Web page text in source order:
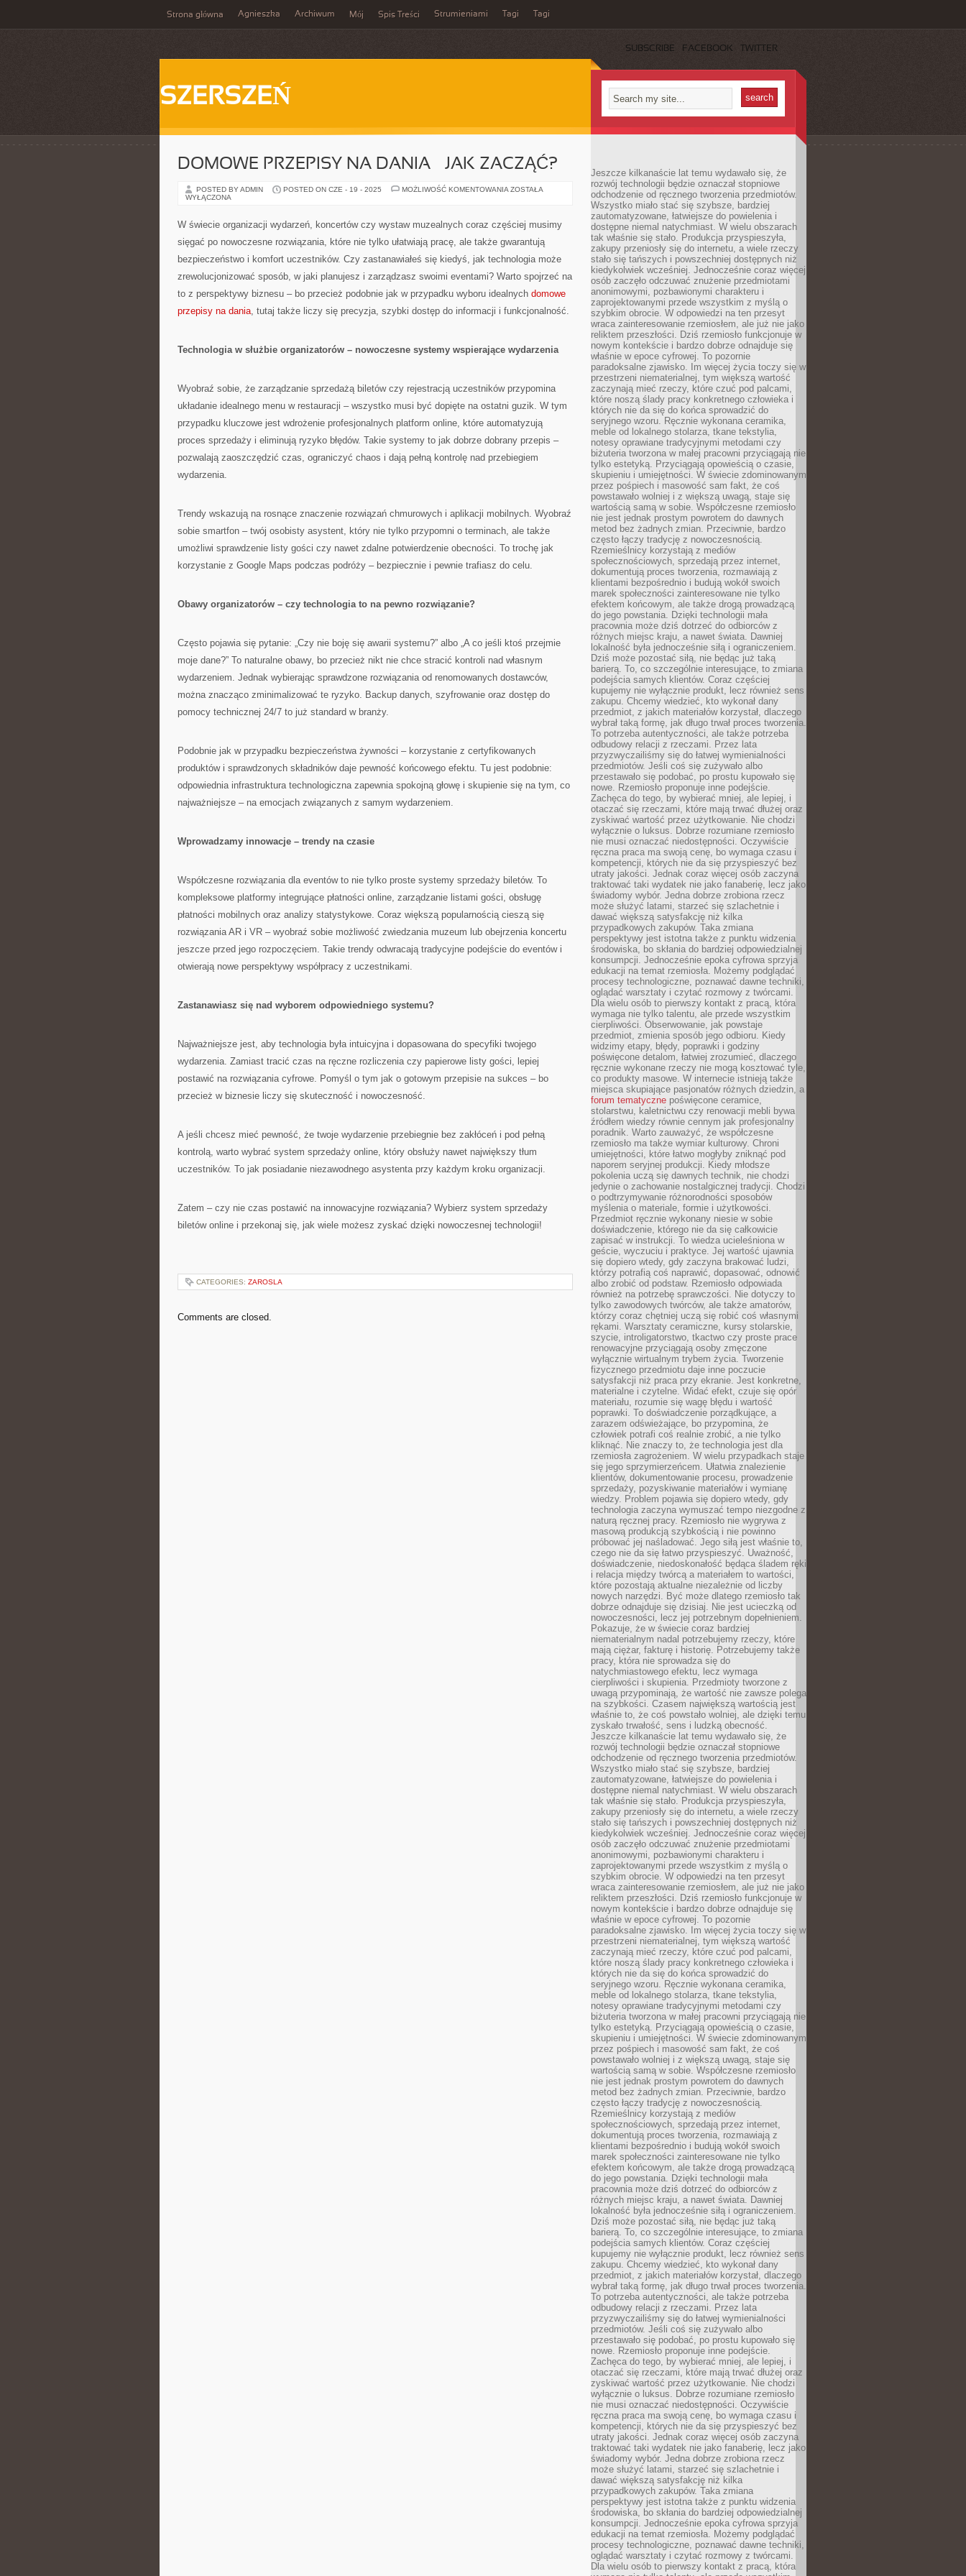
Strona główna Agnieszka Archiwum Mój Spis Treści Strumieniami Tagi Tagi
SUBSCRIBE FACEBOOK TWITTER
SZERSZEŃ
DOMOWE PRZEPISY NA DANIA – JAK ZACZĄĆ?
POSTED BY ADMIN POSTED ON CZE - 19 - 2025 MOŻLIWOŚĆ KOMENTOWANIA DOMOWE
–
JAK
ZOSTAŁA
WYŁĄCZONA
W świecie organizacji wydarzeń, koncertów czy wystaw muzealnych coraz częściej musimy
sięgać po nowoczesne rozwiązania, które nie tylko ułatwiają pracę, ale także gwarantują
bezpieczeństwo i komfort uczestników. Czy zastanawiałeś się kiedyś, jak technologia może
zrewolucjonizować sposób, w jaki planujesz i zarządzasz swoimi eventami? Warto spojrzeć na
to z perspektywy biznesu – bo przecież podobnie jak w przypadku wyboru idealnych domowe
przepisy na dania, tutaj także liczy się precyzja, szybki dostęp do informacji i funkcjonalność.
Technologia w służbie organizatorów – nowoczesne systemy wspierające wydarzenia
Wyobraź sobie, że zarządzanie sprzedażą biletów czy rejestracją uczestników przypomina
układanie idealnego menu w restauracji – wszystko musi być dopięte na ostatni guzik. W tym
przypadku kluczowe jest wdrożenie profesjonalnych platform online, które automatyzują
proces sprzedaży i eliminują ryzyko błędów. Takie systemy to jak dobrze dobrany przepis –
pozwalają zaoszczędzić czas, ograniczyć chaos i dają pełną kontrolę nad przebiegiem
wydarzenia.
Trendy wskazują na rosnące znaczenie rozwiązań chmurowych i aplikacji mobilnych. Wyobraź
sobie smartfon – twój osobisty asystent, który nie tylko przypomni o terminach, ale także
umożliwi sprawdzenie listy gości czy nawet zdalne potwierdzenie obecności. To trochę jak
korzystanie z Google Maps podczas podróży – bezpiecznie i pewnie trafiasz do celu.
Obawy organizatorów – czy technologia to na pewno rozwiązanie?
Często pojawia się pytanie: „Czy nie boję się awarii systemu?” albo „A co jeśli ktoś przejmie
moje dane?” To naturalne obawy, bo przecież nikt nie chce stracić kontroli nad własnym
wydarzeniem. Jednak wybierając sprawdzone rozwiązania od renomowanych dostawców,
można znacząco zminimalizować te ryzyko. Backup danych, szyfrowanie oraz dostęp do
pomocy technicznej 24/7 to już standard w branży.
Podobnie jak w przypadku bezpieczeństwa żywności – korzystanie z certyfikowanych
produktów i sprawdzonych składników daje pewność końcowego efektu. Tu jest podobnie:
odpowiednia infrastruktura technologiczna zapewnia spokojną głowę i skupienie się na tym, co
najważniejsze – na emocjach związanych z samym wydarzeniem.
Wprowadzamy innowacje – trendy na czasie
Współczesne rozwiązania dla eventów to nie tylko proste systemy sprzedaży biletów. To
kompleksowe platformy integrujące płatności online, zarządzanie listami gości, obsługę
płatności mobilnych oraz analizy statystykowe. Coraz większą popularnością cieszą się
rozwiązania AR i VR – wyobraź sobie możliwość zwiedzania muzeum lub obejrzenia koncertu
jeszcze przed jego rozpoczęciem. Takie trendy odwracają tradycyjne podejście do eventów i
otwierają nowe perspektywy współpracy z uczestnikami.
Zastanawiasz się nad wyborem odpowiedniego systemu?
Najważniejsze jest, aby technologia była intuicyjna i dopasowana do specyfiki twojego
wydarzenia. Zamiast tracić czas na ręczne rozliczenia czy papierowe listy gości, lepiej
postawić na rozwiązania cyfrowe. Pomyśl o tym jak o gotowym przepisie na sukces – bo
przecież w biznesie liczy się skuteczność i nowoczesność.
A jeśli chcesz mieć pewność, że twoje wydarzenie przebiegnie bez zakłóceń i pod pełną
kontrolą, warto wybrać system sprzedaży online, który obsłuży nawet największy tłum
uczestników. To jak posiadanie niezawodnego asystenta przy każdym kroku organizacji.
Zatem – czy nie czas postawić na innowacyjne rozwiązania? Wybierz system sprzedaży
biletów online i przekonaj się, jak wiele możesz zyskać dzięki nowoczesnej technologii!
CATEGORIES: ZAROSLA
Comments are closed.
Jeszcze kilkanaście lat temu wydawało się, że
rozwój technologii będzie oznaczał stopniowe
odchodzenie od ręcznego tworzenia przedmiotów.
Wszystko miało stać się szybsze, bardziej
zautomatyzowane, łatwiejsze do powielenia i
dostępne niemal natychmiast. W wielu obszarach
tak właśnie się stało. Produkcja przyspieszyła,
zakupy przeniosły się do internetu, a wiele rzeczy
stało się tańszych i powszechniej dostępnych niż
kiedykolwiek wcześniej. Jednocześnie coraz więcej
osób zaczęło odczuwać znużenie przedmiotami
anonimowymi, pozbawionymi charakteru i
zaprojektowanymi przede wszystkim z myślą o
szybkim obrocie. W odpowiedzi na ten przesyt
wraca zainteresowanie rzemiosłem, ale już nie jako
reliktem przeszłości. Dziś rzemiosło funkcjonuje w
nowym kontekście i bardzo dobrze odnajduje się
właśnie w epoce cyfrowej. To pozornie
paradoksalne zjawisko. Im więcej życia toczy się w
przestrzeni niematerialnej, tym większą wartość
zaczynają mieć rzeczy, które czuć pod palcami,
które noszą ślady pracy konkretnego człowieka i
których nie da się do końca sprowadzić do
seryjnego wzoru. Ręcznie wykonana ceramika,
meble od lokalnego stolarza, tkane tekstylia,
notesy oprawiane tradycyjnymi metodami czy
biżuteria tworzona w małej pracowni przyciągają nie
tylko estetyką. Przyciągają opowieścią o czasie,
skupieniu i umiejętności. W świecie zdominowanym
przez pośpiech i masowość sam fakt, że coś
powstawało wolniej i z większą uwagą, staje się
wartością samą w sobie. Współczesne rzemiosło
nie jest jednak prostym powrotem do dawnych
metod bez żadnych zmian. Przeciwnie, bardzo
często łączy tradycję z nowoczesnością.
Rzemieślnicy korzystają z mediów
społecznościowych, sprzedają przez internet,
dokumentują proces tworzenia, rozmawiają z
klientami bezpośrednio i budują wokół swoich
marek społeczności zainteresowane nie tylko
efektem końcowym, ale także drogą prowadzącą
do jego powstania. Dzięki technologii mała
pracownia może dziś dotrzeć do odbiorców z
różnych miejsc kraju, a nawet świata. Dawniej
lokalność była jednocześnie siłą i ograniczeniem.
Dziś może pozostać siłą, nie będąc już taką
barierą. To, co szczególnie interesujące, to zmiana
podejścia samych klientów. Coraz częściej
kupujemy nie wyłącznie produkt, lecz również sens
zakupu. Chcemy wiedzieć, kto wykonał dany
przedmiot, z jakich materiałów korzystał, dlaczego
wybrał taką formę, jak długo trwał proces tworzenia.
To potrzeba autentyczności, ale także potrzeba
odbudowy relacji z rzeczami. Przez lata
przyzwyczailiśmy się do łatwej wymienialności
przedmiotów. Jeśli coś się zużywało albo
przestawało się podobać, po prostu kupowało się
nowe. Rzemiosło proponuje inne podejście.
Zachęca do tego, by wybierać mniej, ale lepiej, i
otaczać się rzeczami, które mają trwać dłużej oraz
zyskiwać wartość przez użytkowanie. Nie chodzi
wyłącznie o luksus. Dobrze rozumiane rzemiosło
nie musi oznaczać niedostępności. Oczywiście
ręczna praca ma swoją cenę, bo wymaga czasu i
kompetencji, których nie da się przyspieszyć bez
utraty jakości. Jednak coraz więcej osób zaczyna
traktować taki wydatek nie jako fanaberię, lecz jako
świadomy wybór. Jedna dobrze zrobiona rzecz
może służyć latami, starzeć się szlachetnie i
dawać większą satysfakcję niż kilka
przypadkowych zakupów. Taka zmiana
perspektywy jest istotna także z punktu widzenia
środowiska, bo skłania do bardziej odpowiedzialnej
konsumpcji. Jednocześnie epoka cyfrowa sprzyja
edukacji na temat rzemiosła. Możemy podglądać
procesy technologiczne, poznawać dawne techniki,
oglądać warsztaty i czytać rozmowy z twórcami.
Dla wielu osób to pierwszy kontakt z pracą, która
wymaga nie tylko talentu, ale przede wszystkim
cierpliwości. Obserwowanie, jak powstaje
przedmiot, zmienia sposób jego odbioru. Kiedy
widzimy etapy, błędy, poprawki i godziny
poświęcone detalom, łatwiej zrozumieć, dlaczego
ręcznie wykonane rzeczy nie mogą kosztować tyle,
co produkty masowe. W internecie istnieją także
miejsca skupiające pasjonatów różnych dziedzin, a
forum tematyczne poświęcone ceramice,
stolarstwu, kaletnictwu czy renowacji mebli bywa
źródłem wiedzy równie cennym jak profesjonalny
poradnik. Warto zauważyć, że współczesne
rzemiosło ma także wymiar kulturowy. Chroni
umiejętności, które łatwo mogłyby zniknąć pod
naporem seryjnej produkcji. Kiedy młodsze
pokolenia uczą się dawnych technik, nie chodzi
jedynie o zachowanie nostalgicznej tradycji. Chodzi
o podtrzymywanie różnorodności sposobów
myślenia o materiale, formie i użytkowości.
Przedmiot ręcznie wykonany niesie w sobie
doświadczenie, którego nie da się całkowicie
zapisać w instrukcji. To wiedza ucieleśniona w
geście, wyczuciu i praktyce. Jej wartość ujawnia
się dopiero wtedy, gdy zaczyna brakować ludzi,
którzy potrafią coś naprawić, dopasować, odnowić
albo zrobić od podstaw. Rzemiosło odpowiada
również na potrzebę sprawczości. Nie dotyczy to
tylko zawodowych twórców, ale także amatorów,
którzy coraz chętniej uczą się robić coś własnymi
rękami. Warsztaty ceramiczne, kursy stolarskie,
szycie, introligatorstwo, tkactwo czy proste prace
renowacyjne przyciągają osoby zmęczone
wyłącznie wirtualnym trybem życia. Tworzenie
fizycznego przedmiotu daje inne poczucie
satysfakcji niż praca przy ekranie. Jest konkretne,
materialne i czytelne. Widać efekt, czuje się opór
materiału, rozumie się wagę błędu i wartość
poprawki. To doświadczenie porządkujące, a
zarazem odświeżające, bo przypomina, że
człowiek potrafi coś realnie zrobić, a nie tylko
kliknąć. Nie znaczy to, że technologia jest dla
rzemiosła zagrożeniem. W wielu przypadkach staje
się jego sprzymierzeńcem. Ułatwia znalezienie
klientów, dokumentowanie procesu, prowadzenie
sprzedaży, pozyskiwanie materiałów i wymianę
wiedzy. Problem pojawia się dopiero wtedy, gdy
technologia zaczyna wymuszać tempo niezgodne z
naturą ręcznej pracy. Rzemiosło nie wygrywa z
masową produkcją szybkością i nie powinno
próbować jej naśladować. Jego siłą jest właśnie to,
czego nie da się łatwo przyspieszyć. Uważność,
doświadczenie, niedoskonałość będąca śladem ręki
i relacja między twórcą a materiałem to wartości,
które pozostają aktualne niezależnie od liczby
nowych narzędzi. Być może dlatego rzemiosło tak
dobrze odnajduje się dzisiaj. Nie jest ucieczką od
nowoczesności, lecz jej potrzebnym dopełnieniem.
Pokazuje, że w świecie coraz bardziej
niematerialnym nadal potrzebujemy rzeczy, które
mają ciężar, fakturę i historię. Potrzebujemy także
pracy, która nie sprowadza się do
natychmiastowego efektu, lecz wymaga
cierpliwości i skupienia. Przedmioty tworzone z
uwagą przypominają, że wartość nie zawsze polega
na szybkości. Czasem największą wartością jest
właśnie to, że coś powstało wolniej, ale dzięki temu
zyskało trwałość, sens i ludzką obecność.
Jeszcze kilkanaście lat temu wydawało się, że
rozwój technologii będzie oznaczał stopniowe
odchodzenie od ręcznego tworzenia przedmiotów.
Wszystko miało stać się szybsze, bardziej
zautomatyzowane, łatwiejsze do powielenia i
dostępne niemal natychmiast. W wielu obszarach
tak właśnie się stało. Produkcja przyspieszyła,
zakupy przeniosły się do internetu, a wiele rzeczy
stało się tańszych i powszechniej dostępnych niż
kiedykolwiek wcześniej. Jednocześnie coraz więcej
osób zaczęło odczuwać znużenie przedmiotami
anonimowymi, pozbawionymi charakteru i
zaprojektowanymi przede wszystkim z myślą o
szybkim obrocie. W odpowiedzi na ten przesyt
wraca zainteresowanie rzemiosłem, ale już nie jako
reliktem przeszłości. Dziś rzemiosło funkcjonuje w
nowym kontekście i bardzo dobrze odnajduje się
właśnie w epoce cyfrowej. To pozornie
paradoksalne zjawisko. Im więcej życia toczy się w
przestrzeni niematerialnej, tym większą wartość
zaczynają mieć rzeczy, które czuć pod palcami,
które noszą ślady pracy konkretnego człowieka i
których nie da się do końca sprowadzić do
seryjnego wzoru. Ręcznie wykonana ceramika,
meble od lokalnego stolarza, tkane tekstylia,
notesy oprawiane tradycyjnymi metodami czy
biżuteria tworzona w małej pracowni przyciągają nie
tylko estetyką. Przyciągają opowieścią o czasie,
skupieniu i umiejętności. W świecie zdominowanym
przez pośpiech i masowość sam fakt, że coś
powstawało wolniej i z większą uwagą, staje się
wartością samą w sobie. Współczesne rzemiosło
nie jest jednak prostym powrotem do dawnych
metod bez żadnych zmian. Przeciwnie, bardzo
często łączy tradycję z nowoczesnością.
Rzemieślnicy korzystają z mediów
społecznościowych, sprzedają przez internet,
dokumentują proces tworzenia, rozmawiają z
klientami bezpośrednio i budują wokół swoich
marek społeczności zainteresowane nie tylko
efektem końcowym, ale także drogą prowadzącą
do jego powstania. Dzięki technologii mała
pracownia może dziś dotrzeć do odbiorców z
różnych miejsc kraju, a nawet świata. Dawniej
lokalność była jednocześnie siłą i ograniczeniem.
Dziś może pozostać siłą, nie będąc już taką
barierą. To, co szczególnie interesujące, to zmiana
podejścia samych klientów. Coraz częściej
kupujemy nie wyłącznie produkt, lecz również sens
zakupu. Chcemy wiedzieć, kto wykonał dany
przedmiot, z jakich materiałów korzystał, dlaczego
wybrał taką formę, jak długo trwał proces tworzenia.
To potrzeba autentyczności, ale także potrzeba
odbudowy relacji z rzeczami. Przez lata
przyzwyczailiśmy się do łatwej wymienialności
przedmiotów. Jeśli coś się zużywało albo
przestawało się podobać, po prostu kupowało się
nowe. Rzemiosło proponuje inne podejście.
Zachęca do tego, by wybierać mniej, ale lepiej, i
otaczać się rzeczami, które mają trwać dłużej oraz
zyskiwać wartość przez użytkowanie. Nie chodzi
wyłącznie o luksus. Dobrze rozumiane rzemiosło
nie musi oznaczać niedostępności. Oczywiście
ręczna praca ma swoją cenę, bo wymaga czasu i
kompetencji, których nie da się przyspieszyć bez
utraty jakości. Jednak coraz więcej osób zaczyna
traktować taki wydatek nie jako fanaberię, lecz jako
świadomy wybór. Jedna dobrze zrobiona rzecz
może służyć latami, starzeć się szlachetnie i
dawać większą satysfakcję niż kilka
przypadkowych zakupów. Taka zmiana
perspektywy jest istotna także z punktu widzenia
środowiska, bo skłania do bardziej odpowiedzialnej
konsumpcji. Jednocześnie epoka cyfrowa sprzyja
edukacji na temat rzemiosła. Możemy podglądać
procesy technologiczne, poznawać dawne techniki,
oglądać warsztaty i czytać rozmowy z twórcami.
Dla wielu osób to pierwszy kontakt z pracą, która